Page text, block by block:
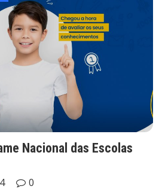
Nacional das Escolas
0